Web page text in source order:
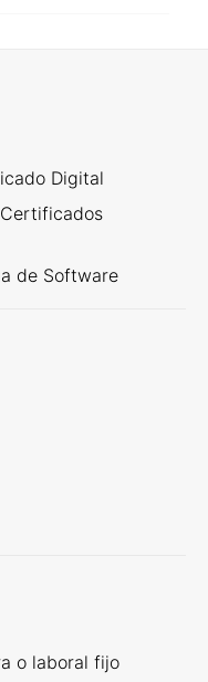
Digital
de Software
o laboral fijo